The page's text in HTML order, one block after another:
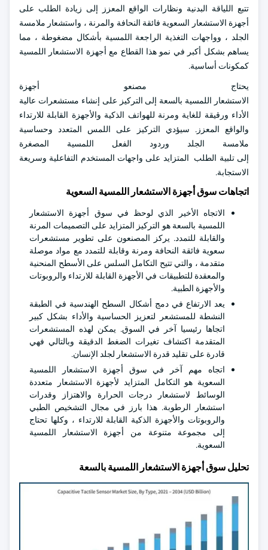
تتبع اللياقة البدنية ونظارات الواقع المعزز إلى زيادة الطلب على
أجهزة الاستشعار السعوية فائقة النحافة والمرنة ، واستشعار ملامسة
الجلد ، وواجهات التغذية الراجعة اللمسية بأشكال مضغوطة ، مما
يساهم بشكل أكبر في نمو هذا القطاع مع أجهزة الاستشعار اللمسية
كمكونات أساسية.
يحتاج مصنعو أجهزة
الاستشعار اللمسية بالسعة إلى التركيز على إنشاء مستشعرات عالية
الأداء ورقيقة للغاية ومرنة للهواتف الذكية والأجهزة القابلة للارتداء
والواقع المعزز. سيؤدي التركيز على اللمس المتعدد وحساسية
ملامسة الجلد وردود الفعل اللمسية المصغرة
إلى تلبية الطلب المتزايد على واجهات المستخدم التفاعلية وسريعة
الاستجابة.
اتجاهات سوق أجهزة الاستشعار اللمسية السعوية
الاتجاه الأخير الذي لوحظ في سوق أجهزة الاستشعار
اللمسية بالسعة هو التركيز المتزايد على التصميمات المرنة
والقابلة للتمدد. يركز المصنعون على تطوير مستشعرات
سعوية فائقة النحافة ومرنة وقابلة للتمدد مع مواد موصلة
متقدمة ، والتي تتيح التكامل السلس على الأسطح المنحنية
والمعقدة للتطبيقات في الأجهزة القابلة للارتداء والروبوتات
والأجهزة الطبية.
يعد الارتفاع في دمج أشكال السطح الهندسية في الطبقة
النشطة للمستشعر لتعزيز الحساسية والأداء بشكل كبير
اتجاها رئيسيا آخر في السوق. يمكن لهذه المستشعرات
المتقدمة اكتشاف تغيرات الضغط الدقيقة وبالتالي فهي
قادرة على تقليد قدرة الاستشعار لجلد الإنسان.
اتجاه مهم آخر في سوق أجهزة الاستشعار اللمسية
السعوية هو التكامل المتزايد لأجهزة الاستشعار متعددة
الوسائط لاستشعار درجات الحرارة والاهتزاز وقدرات
استشعار الرطوبة. هذا بارز في مجال التشخيص الطبي
والروبوتات والأجهزة الذكية القابلة للارتداء ، وكلها تحتاج
إلى مجموعة متنوعة من أجهزة الاستشعار اللمسية
السعوية.
تحليل سوق أجهزة الاستشعار اللمسية بالسعة